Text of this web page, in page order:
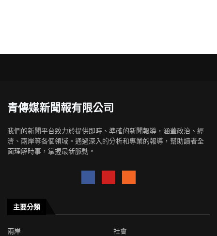
青傳媒新聞報有限公司
我們的新聞平台致力於提供即時、準確的新聞報導，涵蓋政治、經
濟、兩岸等各個領域。通過深入的分析和專業的報導，幫助讀者全
面理解時事，掌握最新脈動。
主要分類
兩岸
社會